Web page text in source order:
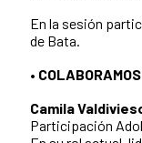
En la sesión
de Bata.
•
Camila
Participación